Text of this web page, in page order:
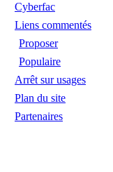
Cyberfac
Liens commentés
Proposer
Populaire
Arrêt sur usages
Plan du site
Partenaires